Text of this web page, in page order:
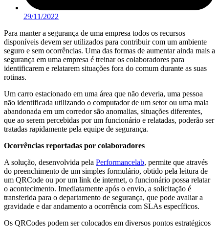
29/11/2022
Para manter a segurança de uma empresa todos os recursos
disponíveis devem ser utilizados para contribuir com um ambiente
seguro e sem ocorrências. Uma das formas de aumentar ainda mais a
segurança em uma empresa é treinar os colaboradores para
identificarem e relatarem situações fora do comum durante as suas
rotinas.
Um carro estacionado em uma área que não deveria, uma pessoa
não identificada utilizando o computador de um setor ou uma mala
abandonada em um corredor são anomalias, situações diferentes,
que ao serem percebidas por um funcionário e relatadas, poderão ser
tratadas rapidamente pela equipe de segurança.
Ocorrências reportadas por colaboradores
A solução, desenvolvida pela Performancelab, permite que através
do preenchimento de um simples formulário, obtido pela leitura de
um QRCode ou por um link de internet, o funcionário possa relatar
o acontecimento. Imediatamente após o envio, a solicitação é
transferida para o departamento de segurança, que pode avaliar a
gravidade e dar andamento a ocorrência com SLAs específicos.
Os QRCodes podem ser colocados em diversos pontos estratégicos